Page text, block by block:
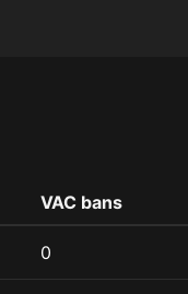
VAC bans
0